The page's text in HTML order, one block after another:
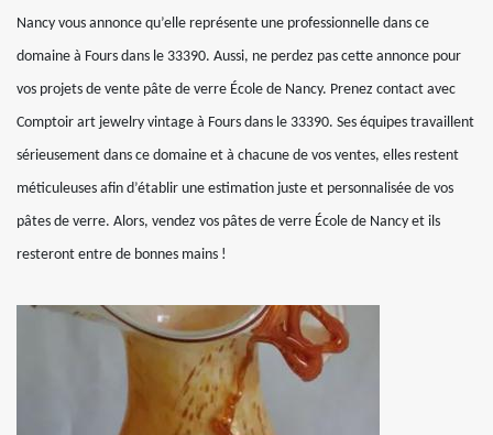
Nancy vous annonce qu’elle représente une professionnelle dans ce
domaine à Fours dans le 33390. Aussi, ne perdez pas cette annonce pour
vos projets de vente pâte de verre École de Nancy. Prenez contact avec
Comptoir art jewelry vintage à Fours dans le 33390. Ses équipes travaillent
sérieusement dans ce domaine et à chacune de vos ventes, elles restent
méticuleuses afin d’établir une estimation juste et personnalisée de vos
pâtes de verre. Alors, vendez vos pâtes de verre École de Nancy et ils
resteront entre de bonnes mains !